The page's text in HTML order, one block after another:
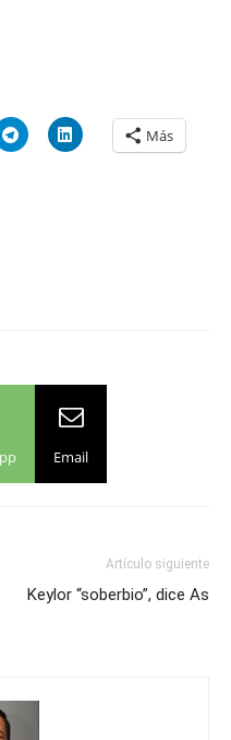
Más
Email
Artículo siguiente
Keylor “soberbio”, dice As